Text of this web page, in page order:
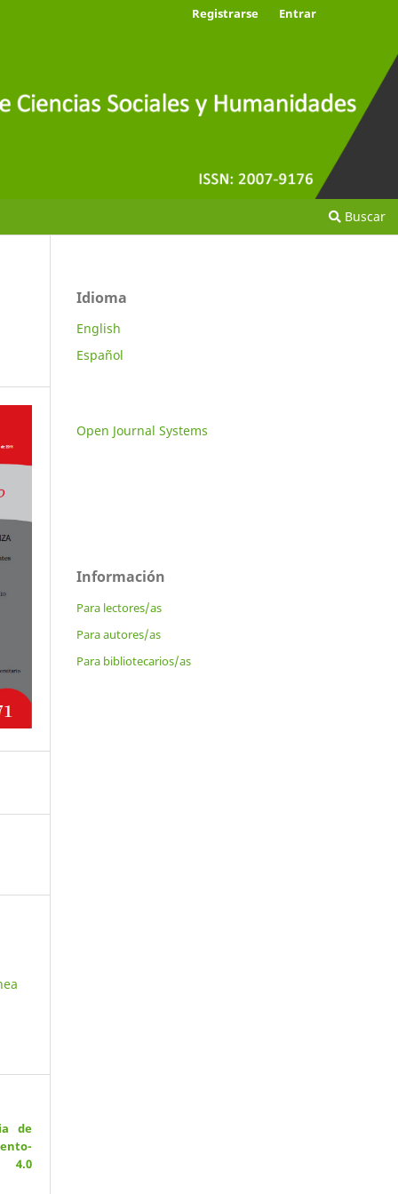
Buscar
Registrarse Entrar
de
4.0
Idioma
English
Español
Open Journal Systems
Información
Para lectores/as
Para autores/as
Para bibliotecarios/as